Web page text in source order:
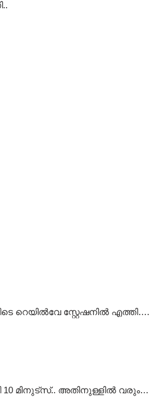
റെയിൽവേ സ്റ്റേഷനിൽ എത്തി….
മിനുട്സ്.. അതിനുള്ളിൽ വരും…